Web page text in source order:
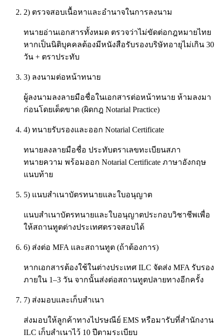
2) ตรวจสอบเนื้อหาและอำนาจในการลงนาม
ทนายอ่านเอกสารทั้งหมด ตรวจว่าไม่ขัดต่อกฎหมายไทย
หากเป็นนิติบุคคลต้องมีหนังสือรับรองบริษัทอายุไม่เกิน 30
วัน + ตราประทับ
3) ลงนามต่อหน้าทนาย
ผู้ลงนามลงลายมือชื่อในเอกสารต่อหน้าทนาย ห้ามลงมา
ก่อนโดยเด็ดขาด (ผิดกฎ Notarial Practice)
4) ทนายรับรองและออก Notarial Certificate
ทนายลงลายมือชื่อ ประทับตราเลขทะเบียนสภา
ทนายความ พร้อมออก Notarial Certificate ภาษาอังกฤษ
แนบท้าย
5) แนบสำเนาบัตรทนายและใบอนุญาต
แนบสำเนาบัตรทนายและใบอนุญาตประกอบวิชาชีพเพื่อ
ให้สถานทูตต่างประเทศตรวจสอบได้
6) ส่งต่อ MFA และสถานทูต (ถ้าต้องการ)
หากเอกสารต้องใช้ในต่างประเทศ ILC จัดส่ง MFA รับรอง
ภายใน 1–3 วัน จากนั้นส่งต่อสถานทูตปลายทางอีกครั้ง
7) ส่งมอบและเก็บสำเนา
ส่งมอบให้ลูกค้าทางไปรษณีย์ EMS หรือมารับที่สำนักงาน
ILC เก็บสำเนาไว้ 10 ปีตามระเบียบ